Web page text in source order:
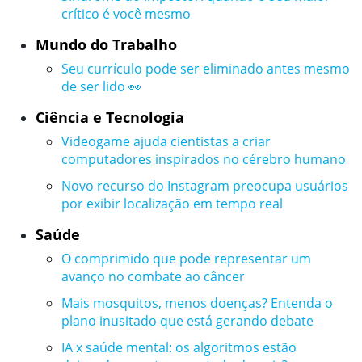
crítico é você mesmo
Mundo do Trabalho
Seu currículo pode ser eliminado antes mesmo
de ser lido 👀
Ciência e Tecnologia
Videogame ajuda cientistas a criar
computadores inspirados no cérebro humano
Novo recurso do Instagram preocupa usuários
por exibir localização em tempo real
Saúde
O comprimido que pode representar um
avanço no combate ao câncer
Mais mosquitos, menos doenças? Entenda o
plano inusitado que está gerando debate
IA x saúde mental: os algoritmos estão